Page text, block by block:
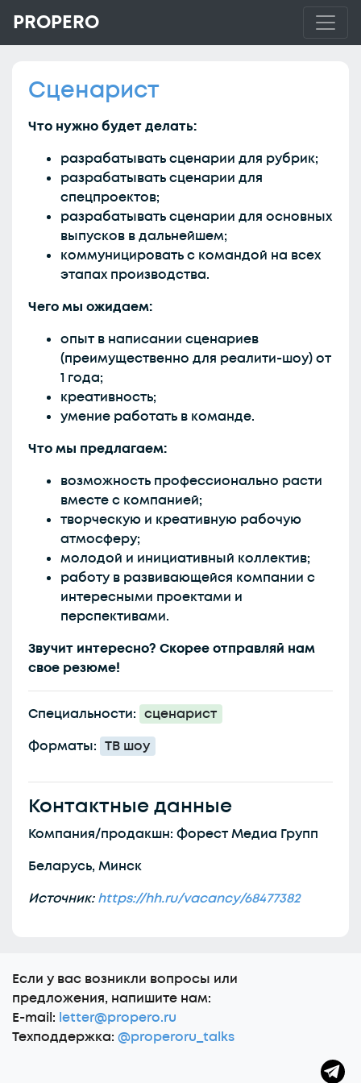
PROPERO
Сценарист
Что нужно будет делать:
разрабатывать сценарии для рубрик;
разрабатывать сценарии для
спецпроектов;
разрабатывать сценарии для основных
выпусков в дальнейшем;
коммуницировать с командой на всех
этапах производства.
Чего мы ожидаем:
опыт в написании сценариев
(преимущественно для реалити-шоу) от
1 года;
креативность;
умение работать в команде.
Что мы предлагаем:
возможность профессионально расти
вместе с компанией;
творческую и креативную рабочую
атмосферу;
молодой и инициативный коллектив;
работу в развивающейся компании с
интересными проектами и
перспективами.
Звучит интересно? Скорее отправляй нам
свое резюме!
Специальности: сценарист
Форматы: ТВ шоу
Контактные данные
Компания/продакшн: Форест Медиа Групп
Беларусь, Минск
Источник:https://hh.ru/vacancy/68477382
Еcли у вас возникли вопросы или
предложения, напишите нам:
E-mail: letter@propero.ru
Техподдержка: @properoru_talks